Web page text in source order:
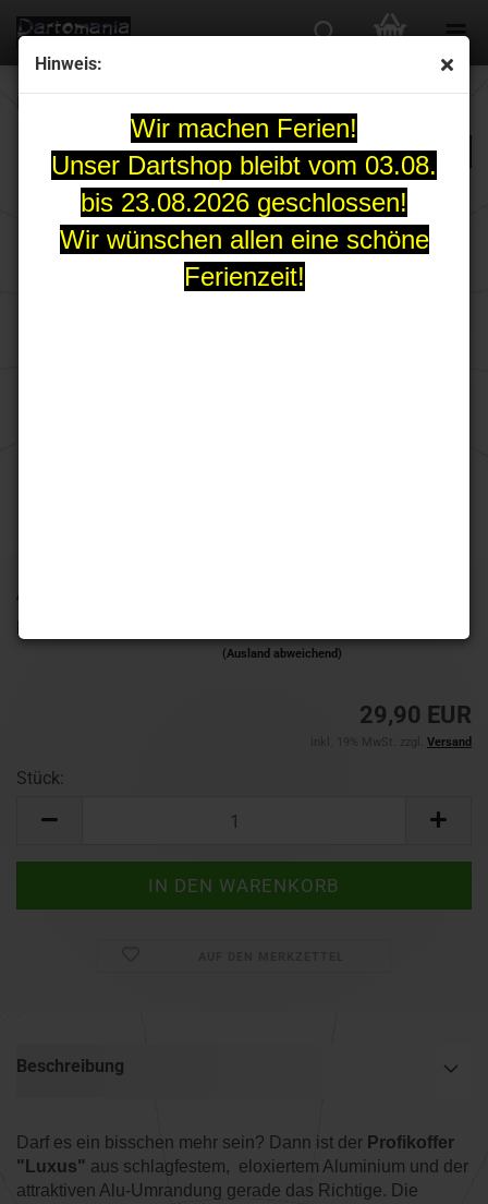
Hinweis:
Wir machen Ferien!
Unser Dartshop bleibt vom 03.08.
bis 23.08.2026 geschlossen!
Wir wünschen allen eine schöne
Ferienzeit!
Art.Nr.:
Lieferzeit:
(Ausland abweichend)
29,90 EUR
inkl. 19% MwSt. zzgl. Versand
Stück:
Beschreibung
Darf es ein bisschen mehr sein? Dann ist der Profikoffer
"Luxus" aus schlagfestem, eloxiertem Aluminium und der
attraktiven Alu-Umrandung gerade das Richtige. Die